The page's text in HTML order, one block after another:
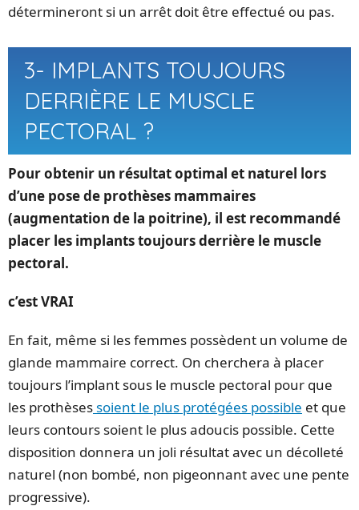
détermineront si un arrêt doit être effectué ou pas.
3- IMPLANTS TOUJOURS
DERRIÈRE LE MUSCLE
PECTORAL ?
Pour obtenir un résultat optimal et naturel lors
d’une pose de prothèses mammaires
(augmentation de la poitrine), il est recommandé
placer les implants toujours derrière le muscle
pectoral.
c’est VRAI
En fait, même si les femmes possèdent un volume de
glande mammaire correct. On cherchera à placer
toujours l’implant sous le muscle pectoral pour que
les prothèsessoient le plus protégées possible et que
leurs contours soient le plus adoucis possible. Cette
disposition donnera un joli résultat avec un décolleté
naturel (non bombé, non pigeonnant avec une pente
progressive).